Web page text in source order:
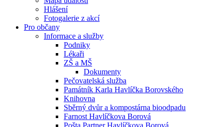
Hlášení
Fotogalerie z akcí
Pro občany
Informace a služby
Podniky
Lékaři
ZŠ a MŠ
Dokumenty
Pečovatelská služba
Památník Karla Havlíčka Borovského
Knihovna
Sběrný dvůr a kompostárna bioodpadu
Farnost Havlíčkova Borová
Pošta Partner Havlíčkova Borová